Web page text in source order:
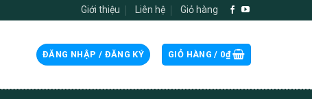
Giới thiệu Liên hệ Giỏ hàng
ĐĂNG NHẬP / ĐĂNG KÝ
GIỎ HÀNG / 0₫